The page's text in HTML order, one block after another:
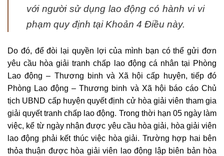
với người sử dụng lao động có hành vi vi
phạm quy định tại Khoản 4 Điều này.
Do đó, để đòi lại quyền lợi của mình bạn có thể gửi đơn
yêu cầu hòa giải tranh chấp lao động cá nhân tại Phòng
Lao động – Thương binh và Xã hội cấp huyện, tiếp đó
Phòng Lao động – Thương binh và Xã hội báo cáo Chủ
tịch UBND cấp huyện quyết định cử hòa giải viên tham gia
giải quyết tranh chấp lao động. Trong thời hạn 05 ngày làm
việc, kể từ ngày nhận được yêu cầu hòa giải, hòa giải viên
lao động phải kết thúc việc hòa giải. Trường hợp hai bên
thỏa thuận được hòa giải viên lao động lập biên bản hòa